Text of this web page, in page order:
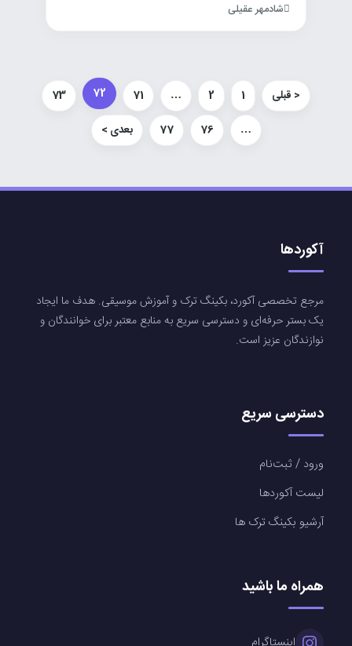
شادمهر عقیلی
< قبلی 1
2
…
71
72
73
…
76
77 بعدی >
آکوردها
مرجع تخصصی آکورد، بکینگ ترک و آموزش موسیقی. هدف ما ایجاد
یک بستر حرفه‌ای و دسترسی سریع به منابع معتبر برای خوانندگان و
نوازندگان عزیز است.
دسترسی سریع
ورود / ثبت‌نام
لیست آکوردها
آرشیو بکینگ ترک ها
همراه ما باشید